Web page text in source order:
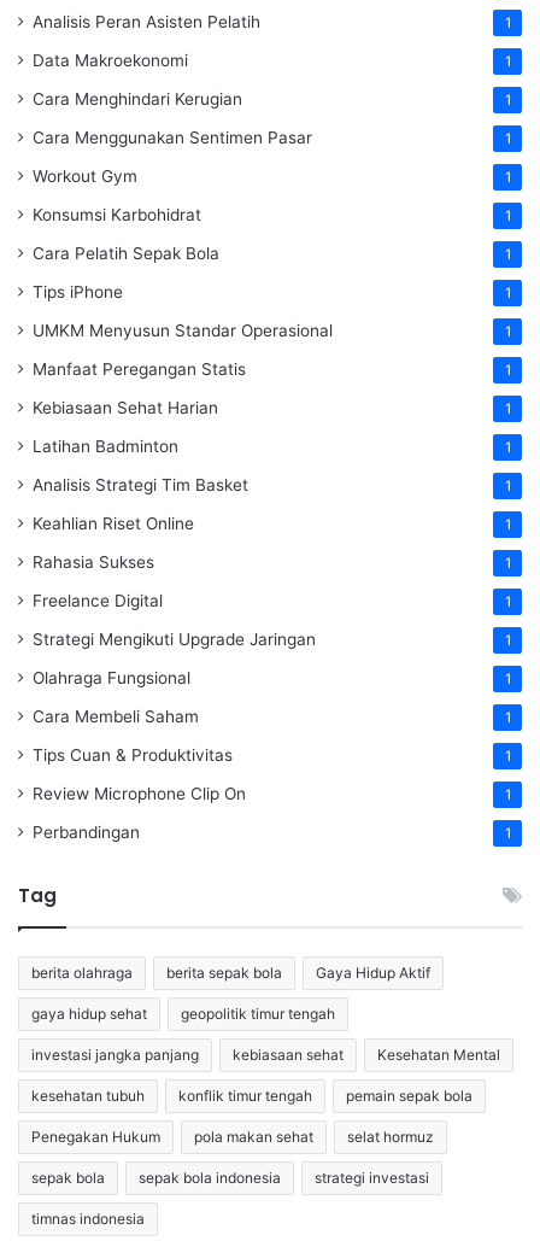
Analisis Peran Asisten Pelatih 1
Data Makroekonomi 1
Cara Menghindari Kerugian 1
Cara Menggunakan Sentimen Pasar 1
Workout Gym 1
Konsumsi Karbohidrat 1
Cara Pelatih Sepak Bola 1
Tips iPhone 1
UMKM Menyusun Standar Operasional 1
Manfaat Peregangan Statis 1
Kebiasaan Sehat Harian 1
Latihan Badminton 1
Analisis Strategi Tim Basket 1
Keahlian Riset Online 1
Rahasia Sukses 1
Freelance Digital 1
Strategi Mengikuti Upgrade Jaringan 1
Olahraga Fungsional 1
Cara Membeli Saham 1
Tips Cuan & Produktivitas 1
Review Microphone Clip On 1
Perbandingan 1
Tag
berita olahraga berita sepak bola Gaya Hidup Aktif
gaya hidup sehat geopolitik timur tengah
investasi jangka panjang kebiasaan sehat Kesehatan Mental
kesehatan tubuh konflik timur tengah pemain sepak bola
Penegakan Hukum pola makan sehat selat hormuz
sepak bola sepak bola indonesia strategi investasi
timnas indonesia